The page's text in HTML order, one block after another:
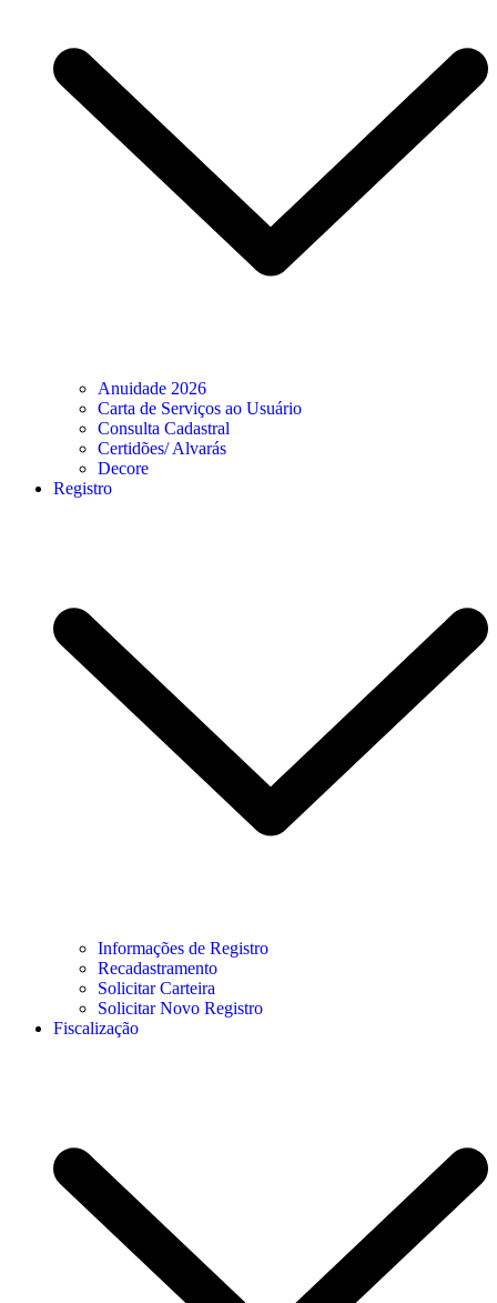
Anuidade 2026
Carta de Serviços ao Usuário
Consulta Cadastral
Certidões/ Alvarás
Decore
Registro
Informações de Registro
Recadastramento
Solicitar Carteira
Solicitar Novo Registro
Fiscalização